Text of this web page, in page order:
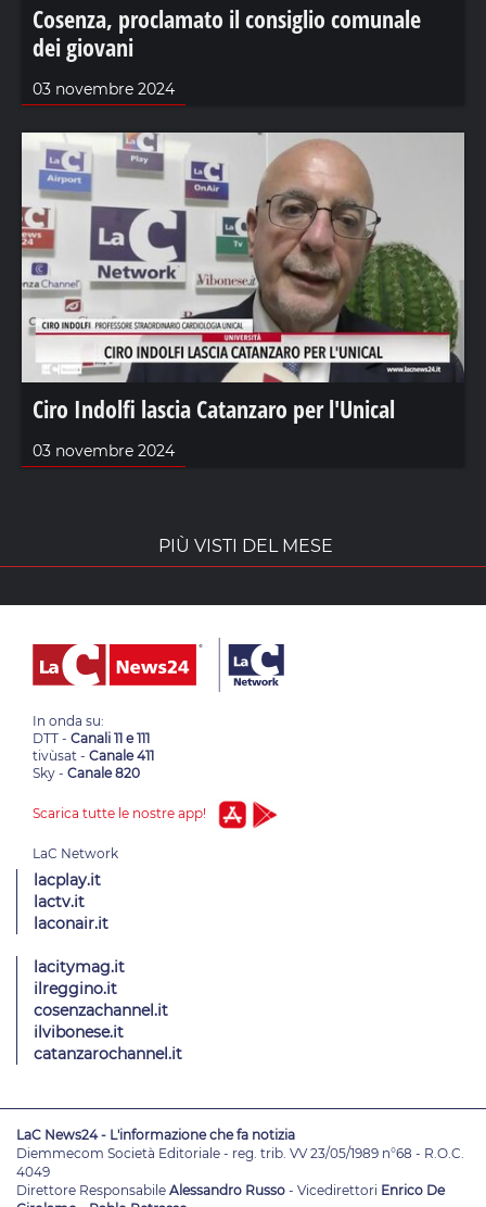
Cosenza, proclamato il consiglio comunale
dei giovani
03 novembre 2024
Ciro Indolfi lascia Catanzaro per l'Unical
03 novembre 2024
PIÙ VISTI DEL MESE
In onda su:
DTT - Canali 11 e 111
tivùsat - Canale 411
Sky - Canale 820
Scarica tutte le nostre app!
lacplay.it
lactv.it
laconair.it
lacitymag.it
ilreggino.it
cosenzachannel.it
ilvibonese.it
catanzarochannel.it
LaC News24 - L'informazione che fa notizia
Diemmecom Società Editoriale - reg. trib. VV 23/05/1989 n°68 - R.O.C.
4049
Direttore Responsabile Alessandro Russo - Vicedirettori Enrico De